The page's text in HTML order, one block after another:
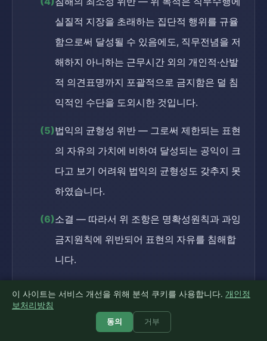
실질적 지장을 초래하는 집단적 행위를 규율
함으로써 달성될 수 있음에도, 직무전념을 저
해하지 아니하는 근무시간 외의 개인적·산발
적 의견표명까지 포괄적으로 금지함은 덜 침
익적인 수단을 도외시한 것입니다.
(5)법익의 균형성 위반 — 그로써 제한되는 표현
의 자유의 가치에 비하여 달성되는 공익이 크
다고 보기 어려워 법익의 균형성도 갖추지 못
하였습니다.
(6)소결 — 따라서 위 조항은 명확성원칙과 과잉
금지원칙에 위반되어 표현의 자유를 침해합
니다.
나. 정당가입 금지조항( 제65조 제1항 )의 위헌성
일반론(과잉금지) — 공무원의 정당가입의 자
유와 정치적 표현의 자유에 대한 제한도 과잉
이 사이트는 서비스 개선을 위해 분석 쿠키를 사용합니다. 개인정
보처리방침
동의 거부